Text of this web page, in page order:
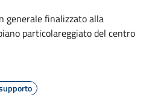
generale finalizzato alla
particolareggiato del centro